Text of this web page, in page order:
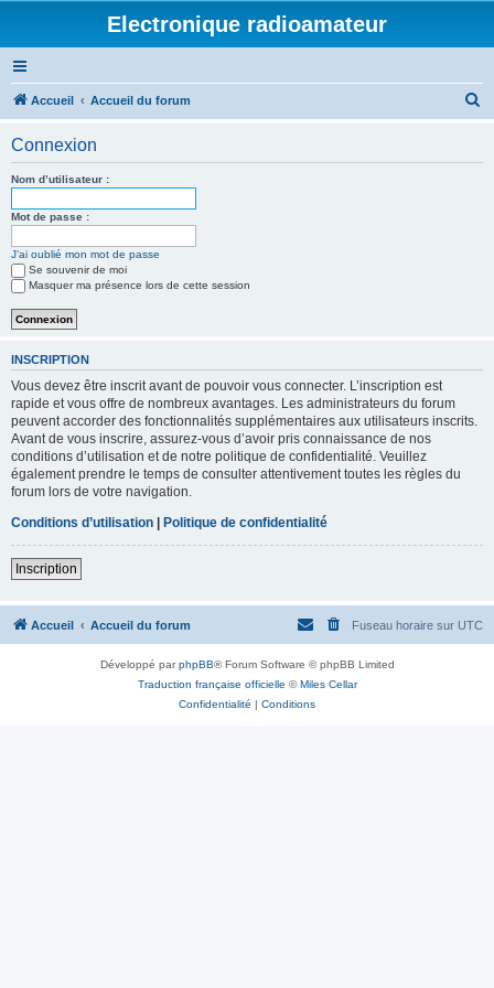
Electronique radioamateur
Accueil Accueil du forum
Connexion
Nom d’utilisateur :
Mot de passe :
J’ai oublié mon mot de passe
Se souvenir de moi
Masquer ma présence lors de cette session
INSCRIPTION
Vous devez être inscrit avant de pouvoir vous connecter. L’inscription est
rapide et vous offre de nombreux avantages. Les administrateurs du forum
peuvent accorder des fonctionnalités supplémentaires aux utilisateurs inscrits.
Avant de vous inscrire, assurez-vous d’avoir pris connaissance de nos
conditions d’utilisation et de notre politique de confidentialité. Veuillez
également prendre le temps de consulter attentivement toutes les règles du
forum lors de votre navigation.
Conditions d’utilisation | Politique de confidentialité
Inscription
Accueil Accueil du forum Fuseau horaire sur UTC
Développé parphpBB® Forum Software © phpBB Limited
Traduction française officielle ©Miles Cellar
Confidentialité | Conditions